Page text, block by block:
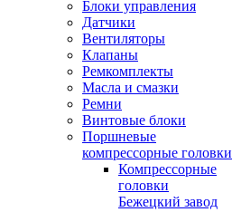
Блоки управления
Датчики
Вентиляторы
Клапаны
Ремкомплекты
Масла и смазки
Ремни
Винтовые блоки
Поршневые
компрессорные головки
Компрессорные
головки
Бежецкий завод